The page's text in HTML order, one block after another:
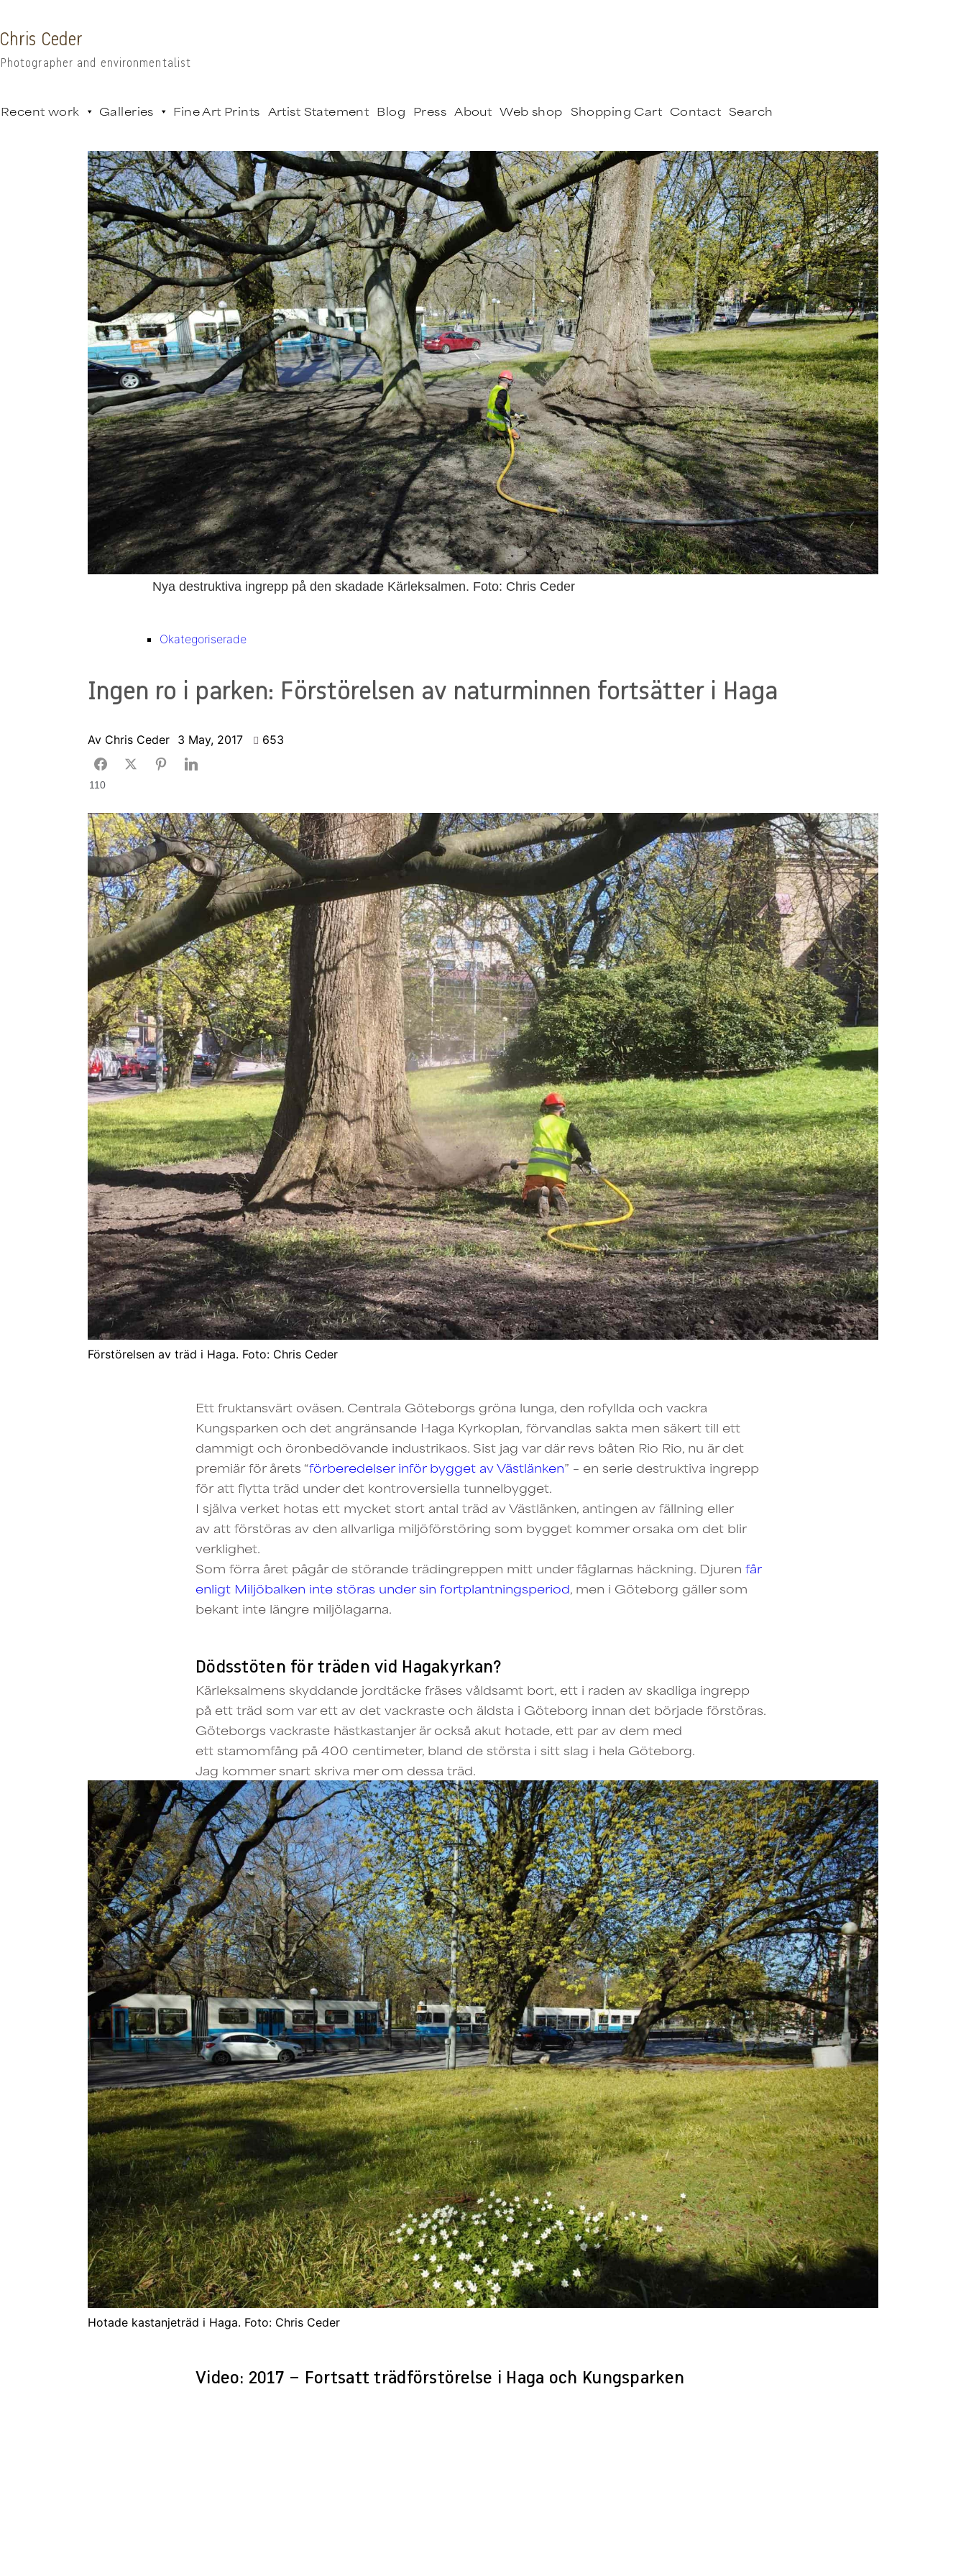
Chris Ceder
Photographer and environmentalist
Recent work Galleries Fine Art Prints Artist Statement Blog Press About Web shop Shopping Cart Contact Search
Nya destruktiva ingrepp på den skadade Kärleksalmen. Foto: Chris Ceder
Okategoriserade
Ingen ro i parken: Förstörelsen av naturminnen fortsätter i Haga
Av Chris Ceder 3 May, 2017 653
110
Förstörelsen av träd i Haga. Foto: Chris Ceder
Ett fruktansvärt oväsen. Centrala Göteborgs gröna lunga, den rofyllda och vackra
Kungsparken och det angränsande Haga Kyrkoplan, förvandlas sakta men säkert till ett
dammigt och öronbedövande industrikaos. Sist jag var där revs båten Rio Rio, nu är det
premiär för årets “förberedelser inför bygget av Västlänken” – en serie destruktiva ingrepp
för att flytta träd under det kontroversiella tunnelbygget.
I själva verket hotas ett mycket stort antal träd av Västlänken, antingen av fällning eller
av att förstöras av den allvarliga miljöförstöring som bygget kommer orsaka om det blir
verklighet.
Som förra året pågår de störande trädingreppen mitt under fåglarnas häckning. Djuren får
enligt Miljöbalken inte störas under sin fortplantningsperiod, men i Göteborg gäller som
bekant inte längre miljölagarna.
Dödsstöten för träden vid Hagakyrkan?
Kärleksalmens skyddande jordtäcke fräses våldsamt bort, ett i raden av skadliga ingrepp
på ett träd som var ett av det vackraste och äldsta i Göteborg innan det började förstöras.
Göteborgs vackraste hästkastanjer är också akut hotade, ett par av dem med
ett stamomfång på 400 centimeter, bland de största i sitt slag i hela Göteborg.
Jag kommer snart skriva mer om dessa träd.
Hotade kastanjeträd i Haga. Foto: Chris Ceder
Video: 2017 – Fortsatt trädförstörelse i Haga och Kungsparken